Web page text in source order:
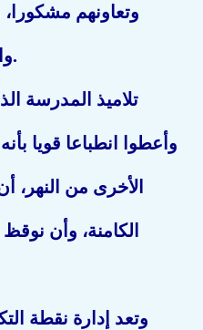
وتعاونهم
والأخذ بأيديهم أكيدة وبارزة.
تلاميذ المدرسة
وأعطوا انطباعا قويا
الأخرى من النهر،
الكامنة، وأن
وتعد إدارة نقطة